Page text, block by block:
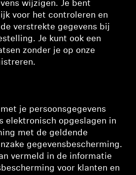
wijzigen. Je bent
voor het controleren en
verstrekte gegevens bij
Je kunt ook een
zonder je op onze
met je persoonsgegevens
elektronisch opgeslagen in
met de geldende
gegevensbescherming.
vermeld in de informatie
voor klanten en